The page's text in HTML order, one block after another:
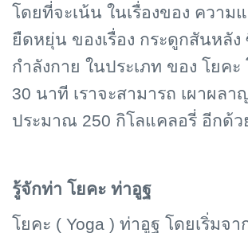
โดยที่จะเน้น ในเรื่องของ ความ
ยืดหยุ่น ของเรื่อง กระดูกสันหลัง
กำลังกาย ในประเภท ของ โยค
30 นาที เราจะสามารถ เผาผล
ประมาณ 250 กิโลแคลอรี่ อีกด้ว
รู้จักท่า โยคะ ท่าอูฐ
โยคะ ( Yoga ) ท่าอูฐ โดยเริ่มจา